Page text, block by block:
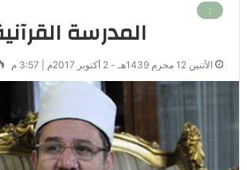
:
المدرسة
الأثنين 12 محرم 1439هـ - 2 أكتوبر 2017م | 3:57 م